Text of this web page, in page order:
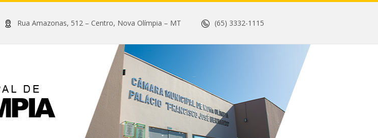
Rua Amazonas, 512 – Centro, Nova Olímpia – MT (65) 3332-1115